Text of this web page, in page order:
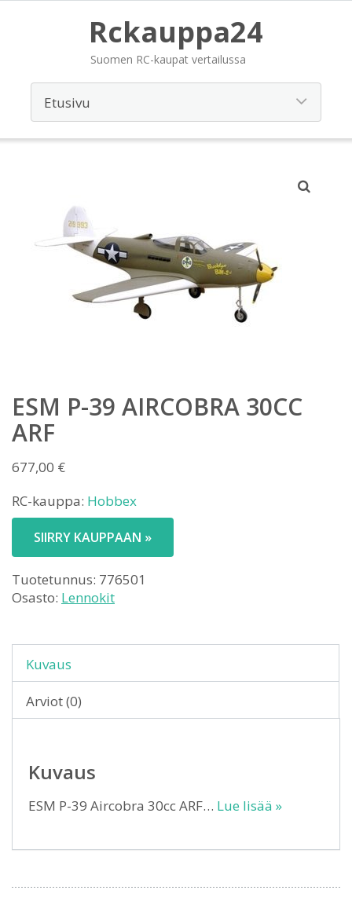
Rckauppa24
Suomen RC-kaupat vertailussa
ESM P-39 AIRCOBRA 30CC
ARF
677,00 €
RC-kauppa: Hobbex
SIIRRY KAUPPAAN »
Tuotetunnus: 776501
Osasto: Lennokit
Kuvaus
Arviot (0)
Kuvaus
ESM P-39 Aircobra 30cc ARF… Lue lisää »